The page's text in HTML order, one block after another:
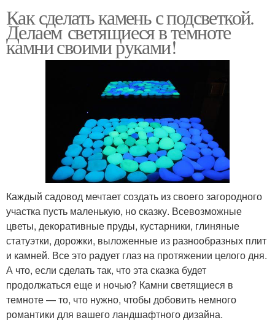
Как сделать камень с подсветкой.
Делаем светящиеся в темноте
камни своими руками!
Каждый садовод мечтает создать из своего загородного
участка пусть маленькую, но сказку. Всевозможные
цветы, декоративные пруды, кустарники, глиняные
статуэтки, дорожки, выложенные из разнообразных плит
и камней. Все это радует глаз на протяжении целого дня.
А что, если сделать так, что эта сказка будет
продолжаться еще и ночью? Камни светящиеся в
темноте — то, что нужно, чтобы добовить немного
романтики для вашего ландшафтного дизайна.